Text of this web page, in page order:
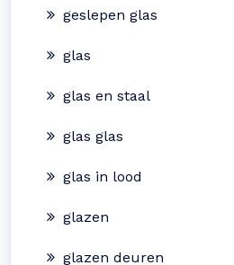
geslepen glas
glas
glas en staal
glas glas
glas in lood
glazen
glazen deuren